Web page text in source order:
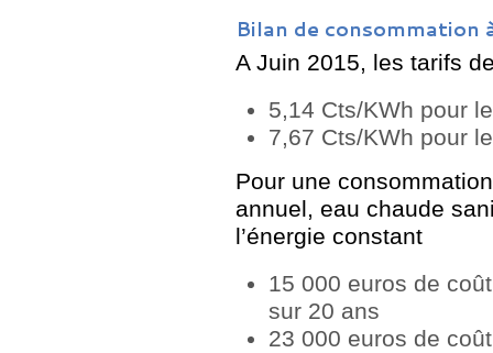
Bilan de consommation
A Juin 2015, les tarifs
5,14 Cts/KWh pour
7,67 Cts/KWh pour
Pour une
annuel, eau chaude
l’énergie constant
15 000 euros de
sur 20 ans
23 000 euros de